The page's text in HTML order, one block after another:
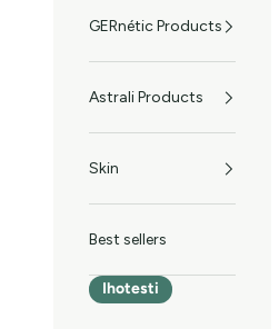
GERnétic Products
Astrali Products
Skin
Best sellers
Ihotesti